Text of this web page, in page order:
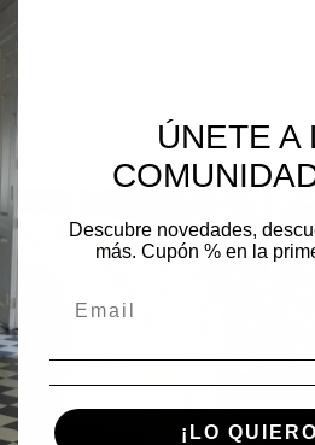
zona
ÚNETE A
Descubre novedades,
más. Cupón % en la
¡LO